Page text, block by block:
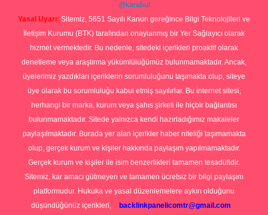
@karabul
Yasal Uyarı: Sitemiz, 5651 Sayılı Kanun gereğince Bilgi Teknolojileri ve
İletişim Kurumu (BTK) tarafından onaylanmış bir Yer Sağlayıcı olarak
hizmet vermektedir. Bu nedenle, sitedeki içerikleri proaktif olarak
denetleme veya araştırma yükümlülüğümüz bulunmamaktadır. Ancak,
üyelerimiz yazdıkları içeriklerin sorumluluğunu taşımakta olup, siteye
üye olarak bu sorumluluğu kabul etmiş sayılırlar. Bu internet sitesi,
herhangi bir marka, kurum veya şahıs şirketi ile hiçbir bağlantısı
bulunmamaktadır. Sitede yalnızca kendi hazırladığımız makaleler
paylaşılmaktadır. Burada yer alan içerikler haber niteliği taşımamakta
olup, gerçek kurum ve kişiler hakkında paylaşım yapılmamaktadır.
Gerçek kurum ve kişiler ile isim benzerlikleri tamamen tesadüfidir.
Sitemiz, kar amacı gütmeyen ve tamamen ücretsiz bir bilgi paylaşım
platformudur. Hukuka ve yasal düzenlemelere aykırı olduğunu
düşündüğünüz içerikleri,
backlinkpanelicomtr@gmail.com